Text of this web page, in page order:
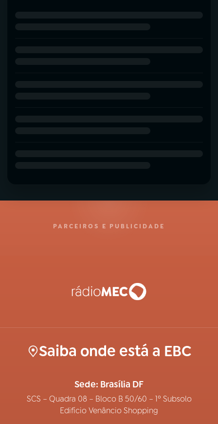
PARCEIROS E PUBLICIDADE
Saiba onde está a EBC
Sede: Brasília DF
SCS – Quadra 08 – Bloco B 50/60 – 1º Subsolo
Edifício Venâncio Shopping